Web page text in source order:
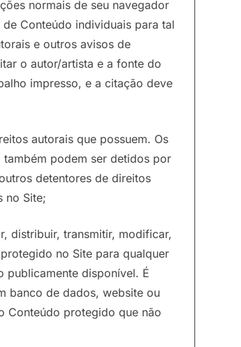
normais de seu navegador
Conteúdo individuais para tal
e outros avisos de
o autor/artista e a fonte do
impresso, e a citação deve
autorais que possuem. Os
podem ser detidos por
detentores de direitos
no Site;
distribuir, transmitir, modificar,
no Site para qualquer
disponível. É
banco de dados, website ou
Conteúdo protegido que não